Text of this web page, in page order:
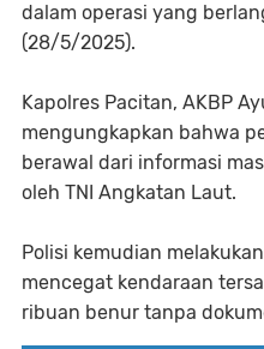
dalam operasi yang
(28/5/2025).
Kapolres Pacitan, AKBP
mengungkapkan bahwa
berawal dari informasi
oleh TNI Angkatan Laut.
Polisi kemudian
mencegat kendaraan
ribuan benur tanpa